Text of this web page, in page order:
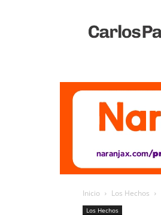
Vivo
Inicio Los Hechos
Los Hechos